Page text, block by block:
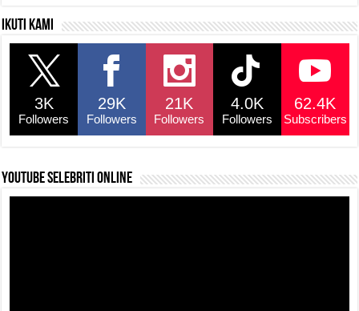
Ikuti kami
3K
Followers
29K
Followers
21K
Followers
4.0K
Followers
62.4K
Subscribers
YouTube selebriti online